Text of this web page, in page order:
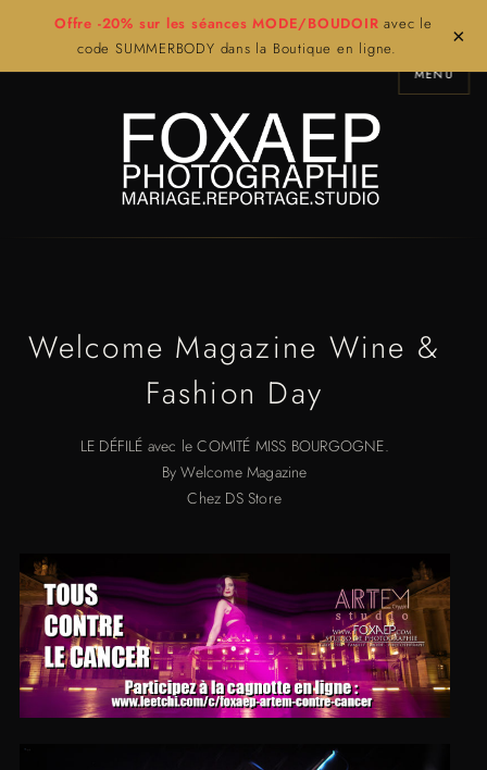
Offre -20% sur les séances MODE/BOUDOIR avec le
code SUMMERBODY dans la Boutique en ligne.
×
MENU
Welcome Magazine Wine &
Fashion Day
LE DÉFILÉ avec le COMITÉ MISS BOURGOGNE.
By Welcome Magazine
Chez DS Store